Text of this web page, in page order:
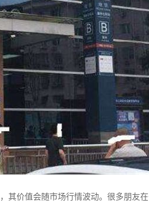
其价值会随市场行情波动。很多朋友